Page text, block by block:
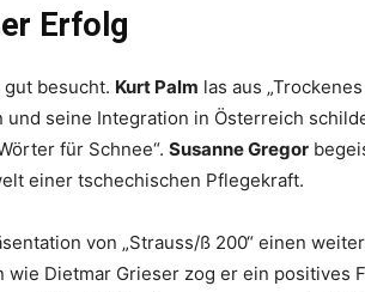
Erfolg
besucht. Kurt Palm las aus „Trockenes
seine Integration in Österreich
für Schnee“. Susanne Gregor
einer tschechischen Pflegekraft.
von „Strauss/ß 200“ einen
wie Dietmar Grieser zog er ein positives